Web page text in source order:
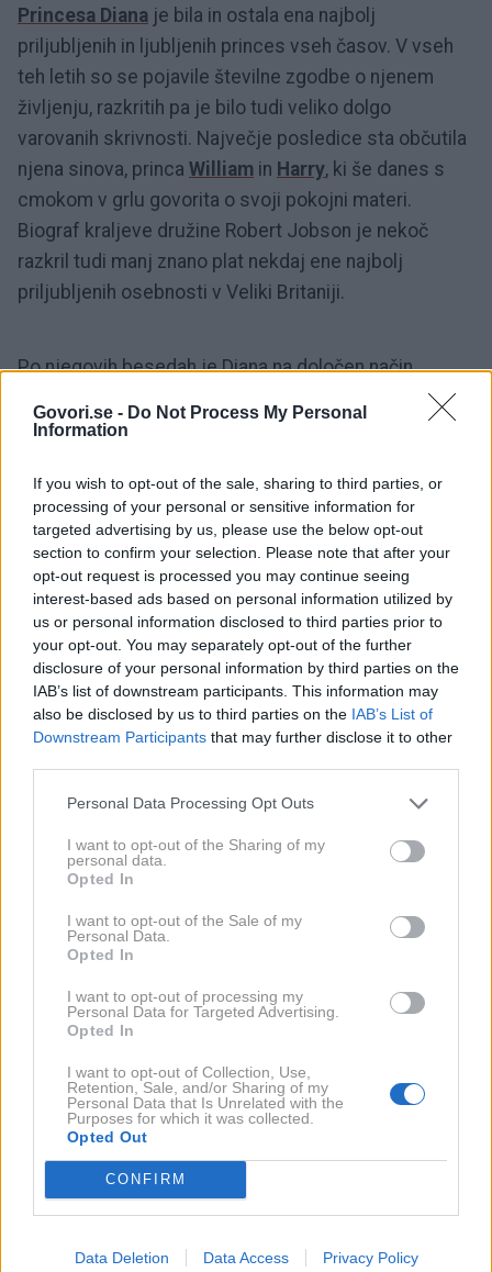
Govori.se - Do Not Process My Personal
Information
If you wish to opt-out of the sale, sharing to third parties, or
processing of your personal or sensitive information for
targeted advertising by us, please use the below opt-out
section to confirm your selection. Please note that after your
opt-out request is processed you may continue seeing
interest-based ads based on personal information utilized by
us or personal information disclosed to third parties prior to
your opt-out. You may separately opt-out of the further
disclosure of your personal information by third parties on the
IAB’s list of downstream participants. This information may
also be disclosed by us to third parties on the IAB’s List of
Downstream Participants that may further disclose it to other
Personal Data Processing Opt Outs
I want to opt-out of the Sharing of my
personal data.
Opted In
I want to opt-out of the Sale of my
Personal Data.
Opted In
I want to opt-out of processing my
Personal Data for Targeted Advertising.
Opted In
I want to opt-out of Collection, Use,
Retention, Sale, and/or Sharing of my
Personal Data that Is Unrelated with the
Purposes for which it was collected.
Opted Out
CONFIRM
Data Deletion Data Access Privacy Policy
Princesa Diana je bila in ostala ena najbolj
priljubljenih in ljubljenih princes vseh časov. V vseh
teh letih so se pojavile številne zgodbe o njenem
življenju, razkritih pa je bilo tudi veliko dolgo
varovanih skrivnosti. Največje posledice sta občutila
njena sinova, princa William in Harry, ki še danes s
cmokom v grlu govorita o svoji pokojni materi.
Biograf kraljeve družine Robert Jobson je nekoč
razkril tudi manj znano plat nekdaj ene najbolj
priljubljenih osebnosti v Veliki Britaniji.
Po njegovih besedah je Diana na določen način
vplivala na oblikovanje značajev Williama in Harryja
ter na razlike med njima. Medtem ko je bil Harry
kot otrok občutil negativne posledice toksičnega
odnosa svojih staršev. Celotna situacija ga je po
svoje celo še bolj zbližala z očetom. Jobson je
zapisal, da za Williama šola ni predstavljala le zabave,
temveč tudi oddih od vse večje materine potrebe, da
se nanj opira kot na čustveno oporo.
To je pozneje potrdila tudi sama Diana. William je
želel mater zaščititi in je nekoč celo dejal, da bo, ko
vsem slabim. Po ločitvi njegovih staršev pa se je
spremenil, naj bi pokazal tudi dogodek na neki zabavi,
kjer je kralj Karel
nanesel na to, kako starši včasih spravljajo svoje
otroke v zadrego, je William dejal: »Oče me ne
Njegovo jezo naj bi sprožila tudi materina zveza z
majorjem Jamesom Hewittom. Njuno razmerje je
bilo tako odmevno in javno izpostavljeno, da še danes
krožijo govorice, da naj bi bil Hewitt pravi oče princa
Harryja, kar Harry sicer odločno zavrača. William naj bi
sovražil dejstvo, da se je vse odvijalo pred očmi
javnosti in televizijskih kamer, saj se je bal posmeha
vrstnikov, kar se je po navedbah biografije tudi